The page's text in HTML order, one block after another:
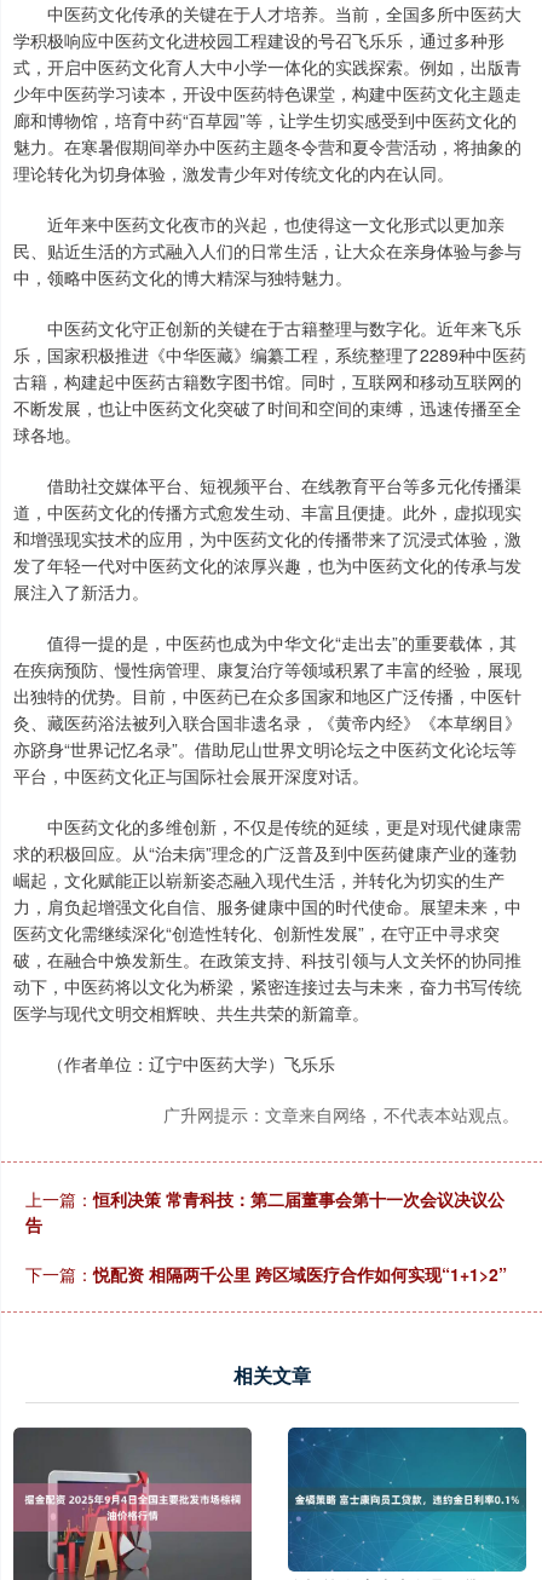
中医药文化传承的关键在于人才培养。当前，全国多所中医药大
学积极响应中医药文化进校园工程建设的号召飞乐乐，通过多种形
式，开启中医药文化育人大中小学一体化的实践探索。例如，出版青
少年中医药学习读本，开设中医药特色课堂，构建中医药文化主题走
廊和博物馆，培育中药“百草园”等，让学生切实感受到中医药文化的
魅力。在寒暑假期间举办中医药主题冬令营和夏令营活动，将抽象的
理论转化为切身体验，激发青少年对传统文化的内在认同。
近年来中医药文化夜市的兴起，也使得这一文化形式以更加亲
民、贴近生活的方式融入人们的日常生活，让大众在亲身体验与参与
中，领略中医药文化的博大精深与独特魅力。
中医药文化守正创新的关键在于古籍整理与数字化。近年来飞乐
乐，国家积极推进《中华医藏》编纂工程，系统整理了2289种中医药
古籍，构建起中医药古籍数字图书馆。同时，互联网和移动互联网的
不断发展，也让中医药文化突破了时间和空间的束缚，迅速传播至全
球各地。
借助社交媒体平台、短视频平台、在线教育平台等多元化传播渠
道，中医药文化的传播方式愈发生动、丰富且便捷。此外，虚拟现实
和增强现实技术的应用，为中医药文化的传播带来了沉浸式体验，激
发了年轻一代对中医药文化的浓厚兴趣，也为中医药文化的传承与发
展注入了新活力。
值得一提的是，中医药也成为中华文化“走出去”的重要载体，其
在疾病预防、慢性病管理、康复治疗等领域积累了丰富的经验，展现
出独特的优势。目前，中医药已在众多国家和地区广泛传播，中医针
灸、藏医药浴法被列入联合国非遗名录，《黄帝内经》《本草纲目》
亦跻身“世界记忆名录”。借助尼山世界文明论坛之中医药文化论坛等
平台，中医药文化正与国际社会展开深度对话。
中医药文化的多维创新，不仅是传统的延续，更是对现代健康需
求的积极回应。从“治未病”理念的广泛普及到中医药健康产业的蓬勃
崛起，文化赋能正以崭新姿态融入现代生活，并转化为切实的生产
力，肩负起增强文化自信、服务健康中国的时代使命。展望未来，中
医药文化需继续深化“创造性转化、创新性发展”，在守正中寻求突
破，在融合中焕发新生。在政策支持、科技引领与人文关怀的协同推
动下，中医药将以文化为桥梁，紧密连接过去与未来，奋力书写传统
医学与现代文明交相辉映、共生共荣的新篇章。
（作者单位：辽宁中医药大学）飞乐乐
广升网提示：文章来自网络，不代表本站观点。
上一篇：恒利决策 常青科技：第二届董事会第十一次会议决议公
告
下一篇：悦配资 相隔两千公里 跨区域医疗合作如何实现“1+1>2”
相关文章